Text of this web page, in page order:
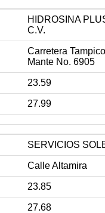
HIDROSINA
C.V.
Carretera
Mante No. 6905
23.59
27.99
SERVICIOS
Calle Altamira
23.85
27.68